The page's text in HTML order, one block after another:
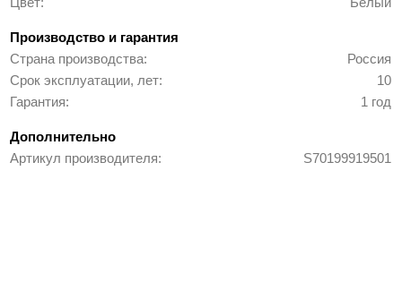
Производство и гарантия
Страна производства
Россия
Срок эксплуатации, лет
10
Гарантия
1 год
Дополнительно
Артикул производителя
S70199919501